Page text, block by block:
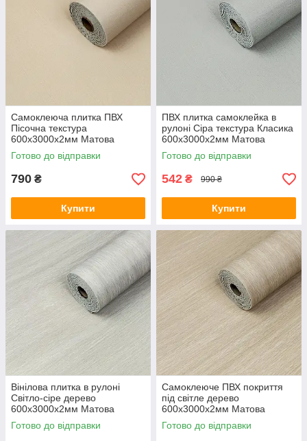
Самоклеюча плитка ПВХ
Пісочна текстура
600х3000х2мм Матова
вініловий декор для стін SW-
00002042
Готово до відправки
790 ₴
Купити
ПВХ плитка самоклейка в
рулоні Сіра текстура Класика
600х3000х2мм Матова
вініловий декор для стін SW-
00002043
Готово до відправки
542 ₴ 990 ₴
Купити
Вінілова плитка в рулоні
Світло-сіре дерево
600х3000х2мм Матова
самоклеюча ПВХ декор стін
SW-00002045
Готово до відправки
Самоклеюче ПВХ покриття
під світле дерево
600х3000х2мм Матова
вініловий декор для стін SW-
00002046
Готово до відправки